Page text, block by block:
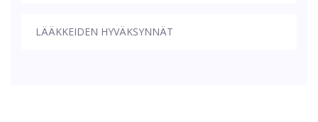
LÄÄKKEIDEN HYVÄKSYNNÄT